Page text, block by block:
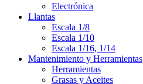
Electrónica
Llantas
Escala 1/8
Escala 1/10
Escala 1/16, 1/14
Mantenimiento y Herramientas
Herramientas
Grasas y Aceites